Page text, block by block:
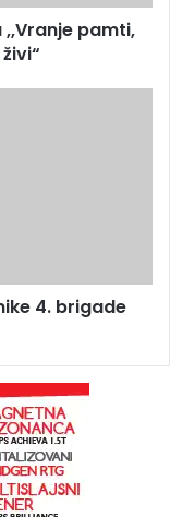
pamti,
4. brigade